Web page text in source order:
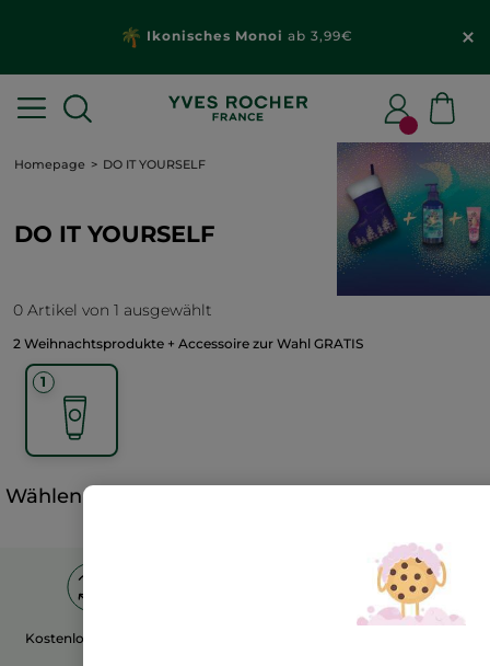
Ikonisches Monoi ab 3,99€
Homepage DO IT YOURSELF
DO IT YOURSELF
0 Artikel von 1 ausgewählt
2 Weihnachtsprodukte + Accessoire zur Wahl GRATIS
Wählen Sie Ihr Accessoire GRATIS
Kostenlose